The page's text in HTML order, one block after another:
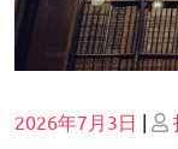
Posted
2026年7月3日 |